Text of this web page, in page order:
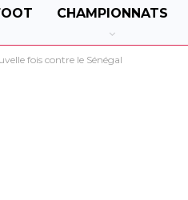
CHAMPIONNATS
fois contre le Sénégal